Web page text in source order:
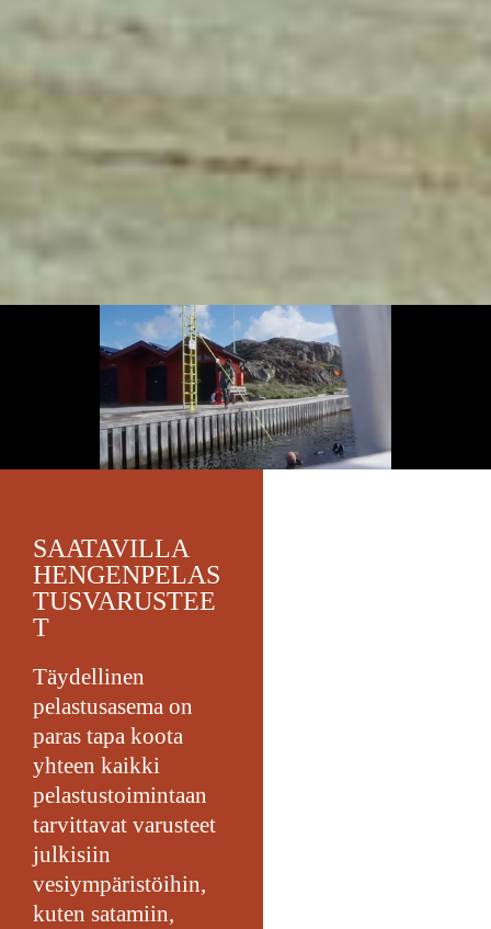
PELASTUSASEMA
VESITURVALLISUUDEN
TEHOKAS KOLMIKKO
PYYDÄ TARJOUS
SAATAVILLA
HENGENPELAS
TUSVARUSTEE
T
Täydellinen
pelastusasema on
paras tapa koota
yhteen kaikki
pelastustoimintaan
tarvittavat varusteet
julkisiin
vesiympäristöihin,
kuten satamiin,